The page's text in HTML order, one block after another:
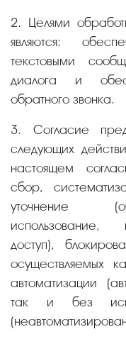
2. Целями обработки моих персональных данных
являются:
текстовыми
диалога и
обратного звонка.
3. Согласие предоставляется на совершение
следующих
настоящем
сбор,
уточнение
использование,
доступ),
осуществляемых
автоматизации
так и без